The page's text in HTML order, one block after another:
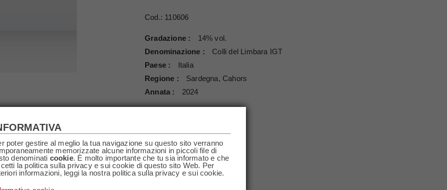
Cod.: 110606
Gradazione
14% vol.
Denominazione
Colli del Limbara IGT
Paese
Italia
Regione
Sardegna, Cahors
Annata
2024
SPECIFICHE RICHIEDI INFO
poter gestire al meglio la tua navigazione su questo sito verranno
memorizzate alcune informazioni in piccoli file di
denominati cookie. È molto importante che tu sia informato e che
la politica sulla privacy e sui cookie di questo sito Web. Per
informazioni, leggi la nostra politica sulla privacy e sui cookie.